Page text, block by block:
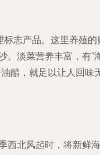
标志产品。这里养殖的
。淡菜营养丰富，有“
醋，就足以让人回味
西北风起时，将新鲜海